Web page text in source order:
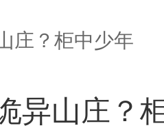
庄？柜中少年
异山庄？